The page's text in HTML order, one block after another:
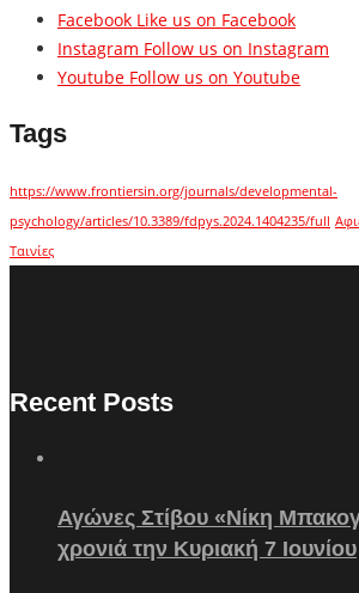
Facebook Like us on Facebook
Instagram Follow us on Instagram
Youtube Follow us on Youtube
Tags
https://www.frontiersin.org/journals/developmental-
psychology/articles/10.3389/fdpys.2024.1404235/full
Ταινίες
Recent Posts
Αγώνες Στίβου «Νίκη
χρονιά την Κυριακή 7 Ιουνίου